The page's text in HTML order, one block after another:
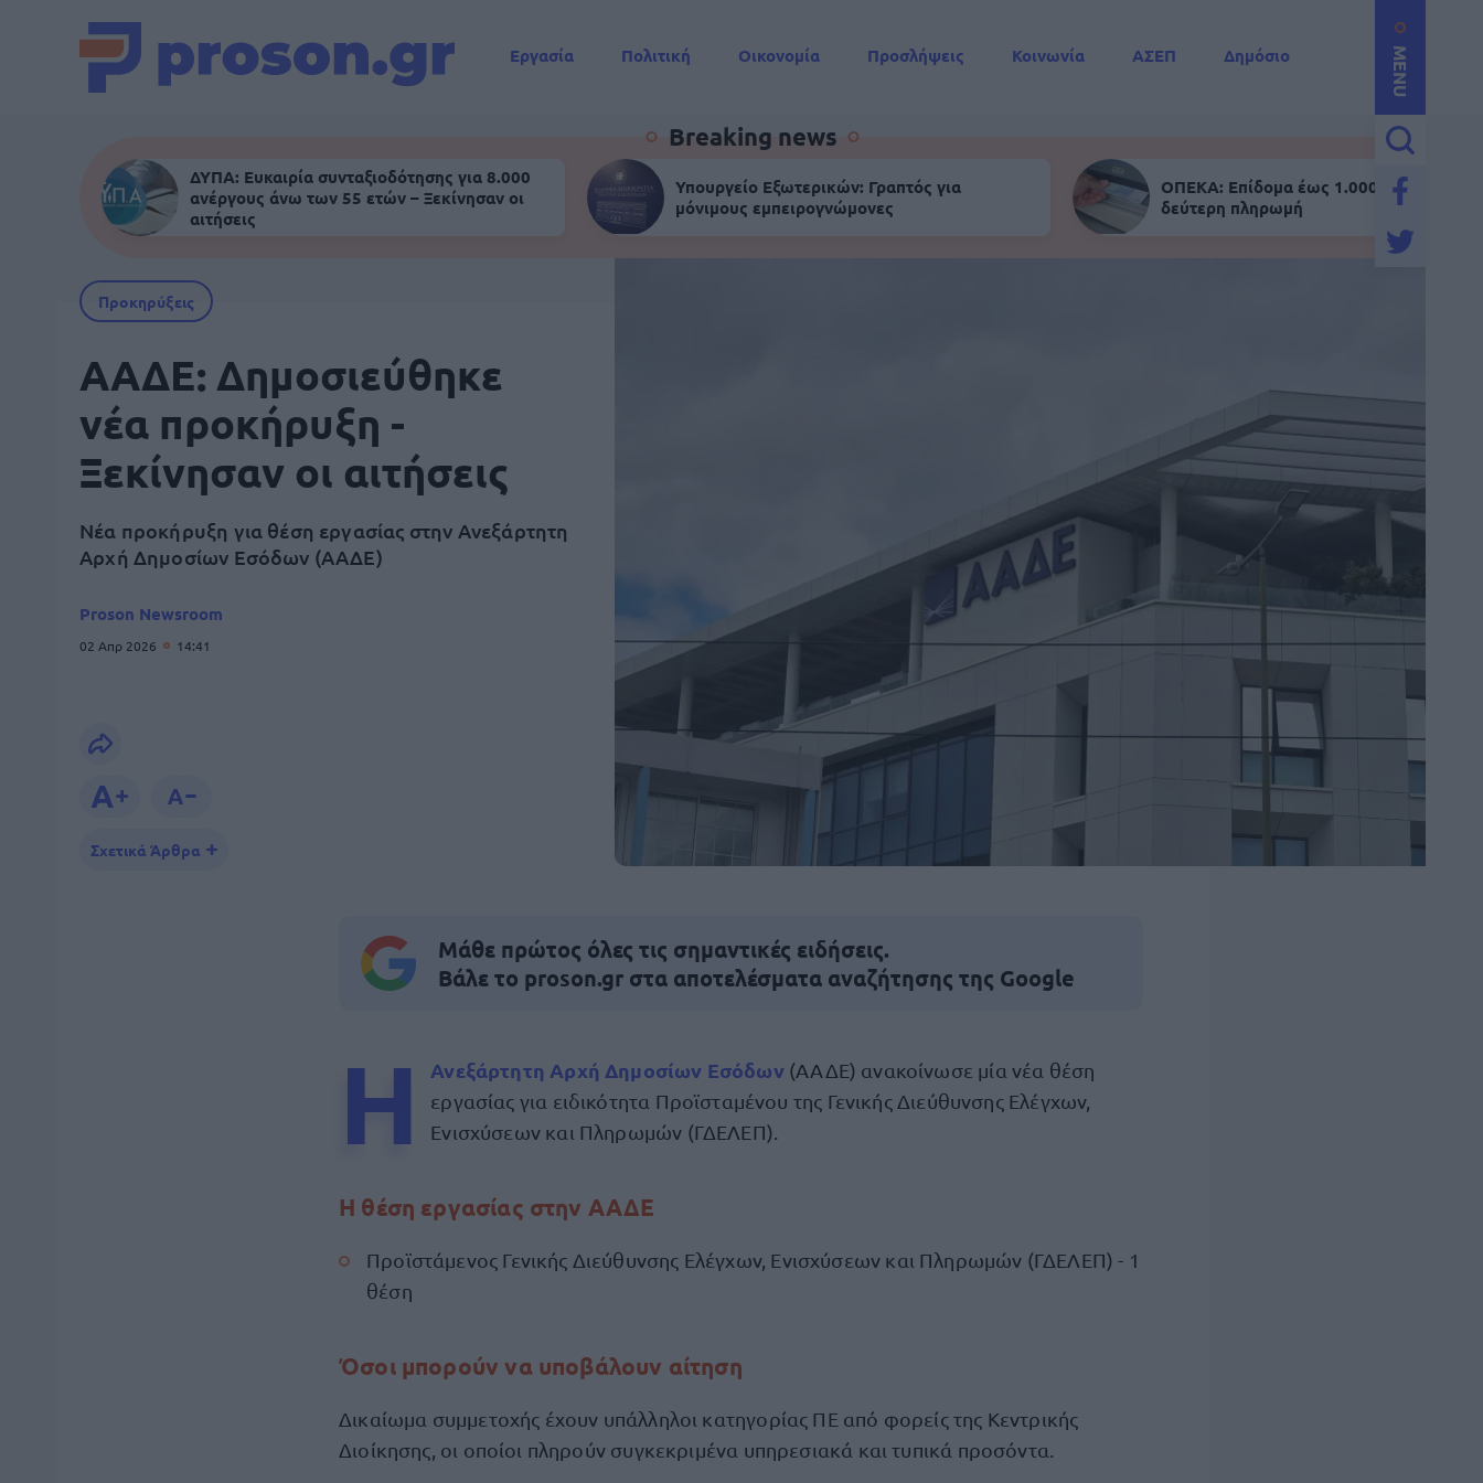
MENU
Εργασία Πολιτική Οικονομία Προσλήψεις Κοινωνία ΑΣΕΠ
Δημόσιο
Breaking news
ΔΥΠΑ: Ευκαιρία συνταξιοδότησης για 8.000
ανέργους άνω των 55 ετών – Ξεκίνησαν οι
αιτήσεις
Υπουργείο Εξωτερικών: Γραπτός για
μόνιμους εμπειρογνώμονες
ΟΠΕΚΑ: Επίδομα έως 1.000 ευρώ -
δεύτερη πληρωμή
Προκηρύξεις
ΑΑΔΕ: Δημοσιεύθηκε
νέα προκήρυξη -
Ξεκίνησαν οι αιτήσεις
Νέα προκήρυξη για θέση εργασίας στην Ανεξάρτητη
Αρχή Δημοσίων Εσόδων (ΑΑΔΕ)
Proson Newsroom
02 Απρ 2026 14:41
Σχετικά Άρθρα
Μάθε πρώτος όλες τις σημαντικές ειδήσεις.
Βάλε το proson.gr στα αποτελέσματα αναζήτησης της Google
Η Ανεξάρτητη Αρχή Δημοσίων Εσόδων(ΑΑΔΕ) ανακοίνωσε μία νέα θέση
εργασίας για ειδικότητα Προϊσταμένου της Γενικής Διεύθυνσης Ελέγχων,
Ενισχύσεων και Πληρωμών (ΓΔΕΛΕΠ).
Η θέση εργασίας στην ΑΑΔΕ
Προϊστάμενος Γενικής Διεύθυνσης Ελέγχων, Ενισχύσεων και Πληρωμών (ΓΔΕΛΕΠ) - 1
θέση
Όσοι μπορούν να υποβάλουν αίτηση
Δικαίωμα συμμετοχής έχουν υπάλληλοι κατηγορίας ΠΕ από φορείς της Κεντρικής
Διοίκησης, οι οποίοι πληρούν συγκεκριμένα υπηρεσιακά και τυπικά προσόντα.